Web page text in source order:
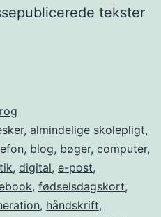
tekster
, almindelige skolepligt,
, blog, bøger, computer,
, digital, e-post,
, fødselsdagskort,
, håndskrift,